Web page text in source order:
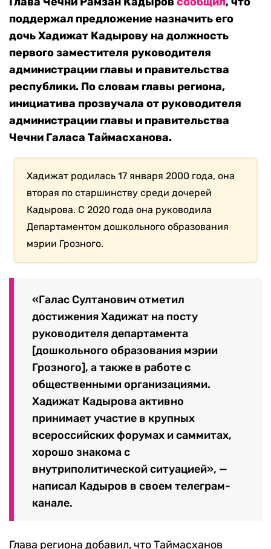
поддержал предложение назначить его
дочь Хадижат Кадырову на должность
первого заместителя руководителя
администрации главы и правительства
республики. По словам главы региона,
инициатива прозвучала от руководителя
администрации главы и правительства
Чечни Галаса Таймасханова.
Хадижат родилась 17 января 2000 года, она
вторая по старшинству среди дочерей
Кадырова. С 2020 года она руководила
Департаментом дошкольного образования
мэрии Грозного.
«Галас Султанович отметил
достижения Хадижат на посту
руководителя департамента
[дошкольного образования мэрии
Грозного], а также в работе с
общественными организациями.
Хадижат Кадырова активно
принимает участие в крупных
всероссийских форумах и саммитах,
хорошо знакома с
внутриполитической ситуацией», —
написал Кадыров в своем телеграм-
канале.
Глава региона добавил, что Таймасханов